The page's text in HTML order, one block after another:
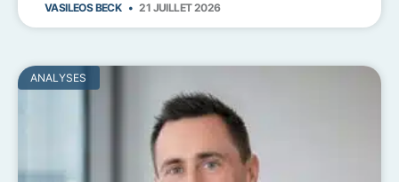
VASILEOS BECK 21 JUILLET 2026
ANALYSES